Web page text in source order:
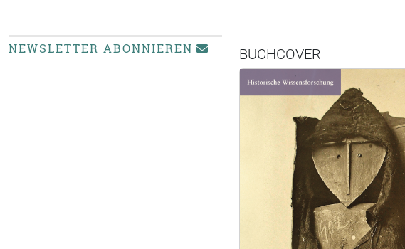
NEWSLETTER ABONNIEREN BUCHCOVER